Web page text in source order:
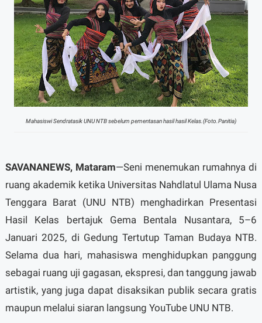
Mahasiswi Sendratasik UNU NTB sebelum pementasan hasil hasil Kelas.(Foto.Panitia)
SAVANANEWS, Mataram—Seni menemukan rumahnya di
ruang akademik ketika Universitas Nahdlatul Ulama Nusa
Tenggara Barat (UNU NTB) menghadirkan Presentasi
Hasil Kelas bertajuk Gema Bentala Nusantara, 5–6
Januari 2025, di Gedung Tertutup Taman Budaya NTB.
Selama dua hari, mahasiswa menghidupkan panggung
sebagai ruang uji gagasan, ekspresi, dan tanggung jawab
artistik, yang juga dapat disaksikan publik secara gratis
maupun melalui siaran langsung YouTube UNU NTB.